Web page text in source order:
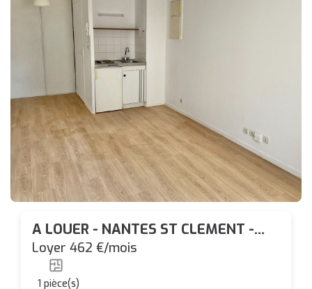
A LOUER - NANTES ST CLEMENT -
Studio de 18.89 m² - IDEAL ETUDIANT
Loyer 462 €/mois
1 pièce(s)